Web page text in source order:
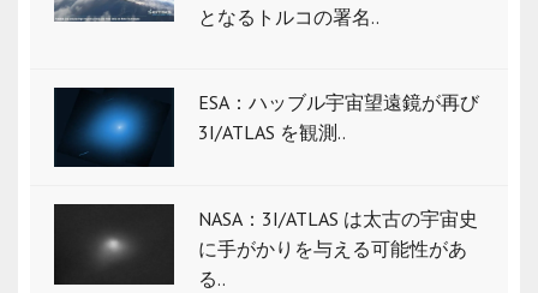
となるトルコの署名..
ESA：ハッブル宇宙望遠鏡が再び
3I/ATLAS を観測..
NASA：3I/ATLAS は太古の宇宙史
に手がかりを与える可能性があ
る..